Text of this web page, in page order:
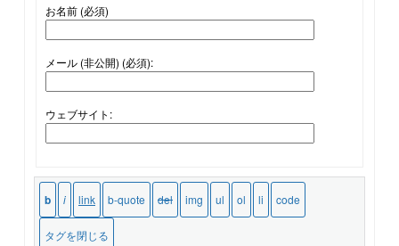
お名前 (必須)
メール (非公開) (必須):
ウェブサイト: